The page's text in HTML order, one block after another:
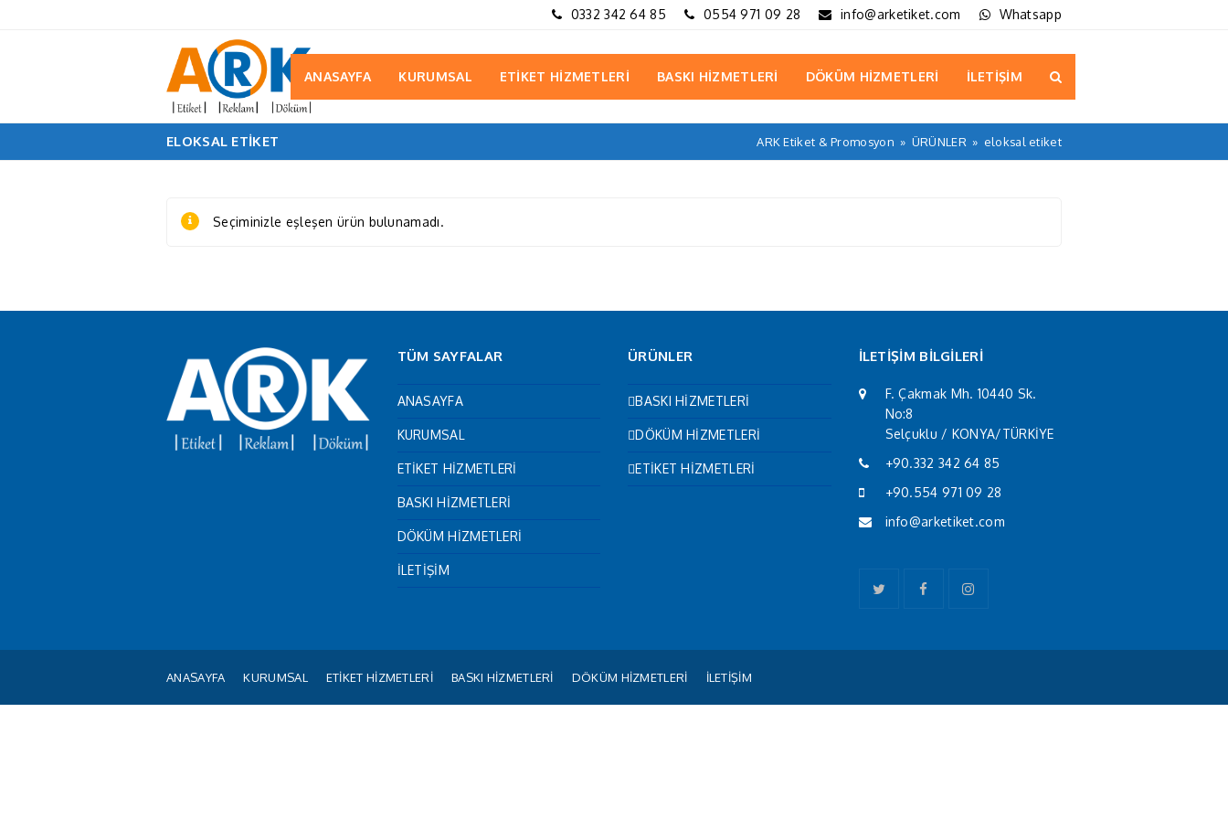
0332 342 64 85 0554 971 09 28 info@arketiket.com Whatsapp
ANASAYFA KURUMSAL ETİKET HİZMETLERİ BASKI HİZMETLERİ DÖKÜM HİZMETLERİ İLETİŞİM
ELOKSAL ETIKET ARK Etiket & Promosyon » ÜRÜNLER » eloksal etiket
Seçiminizle eşleşen ürün bulunamadı.
TÜM SAYFALAR
ANASAYFA
KURUMSAL
ETİKET HİZMETLERİ
BASKI HİZMETLERİ
DÖKÜM HİZMETLERİ
İLETİŞİM
ÜRÜNLER
BASKI HİZMETLERİ
DÖKÜM HİZMETLERİ
ETİKET HİZMETLERİ
İLETİŞİM BİLGİLERİ
F. Çakmak Mh. 10440 Sk.
No:8
Selçuklu / KONYA/TÜRKİYE
+90.332 342 64 85
+90.554 971 09 28
info@arketiket.com
TwitterFacebookInstagram
ANASAYFA KURUMSAL ETİKET HİZMETLERİ BASKI HİZMETLERİ DÖKÜM HİZMETLERİ İLETİŞİM